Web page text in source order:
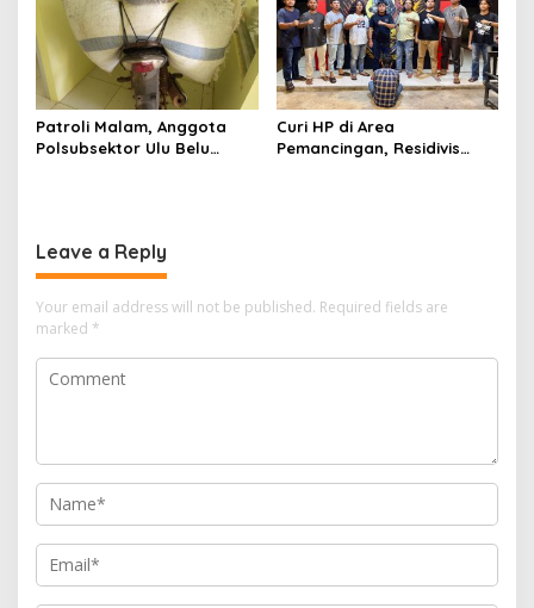
Patroli Malam, Anggota
Polsubsektor Ulu Belu
Curi HP di Area
Pemancingan, Residivis
Leave a Reply
Your email address will not be published. Required fields are
marked *